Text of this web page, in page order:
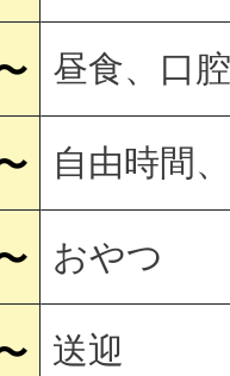
昼食、口
自由時間
おやつ
送迎